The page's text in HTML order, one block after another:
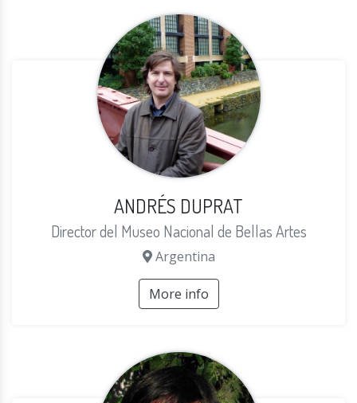
ANDRÉS DUPRAT
Director del Museo Nacional de Bellas Artes
Argentina
More info